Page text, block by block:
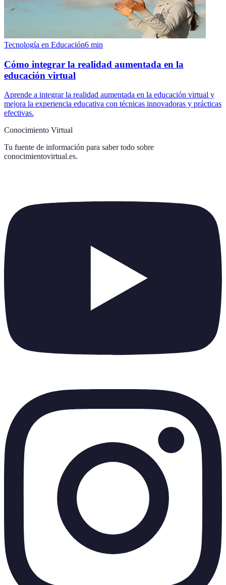
Tecnología en Educación6 min
Cómo integrar la realidad aumentada en la
educación virtual
Aprende a integrar la realidad aumentada en la educación virtual y
mejora la experiencia educativa con técnicas innovadoras y prácticas
efectivas.
Conocimiento Virtual
Tu fuente de información para saber todo sobre
conocimientovirtual.es.